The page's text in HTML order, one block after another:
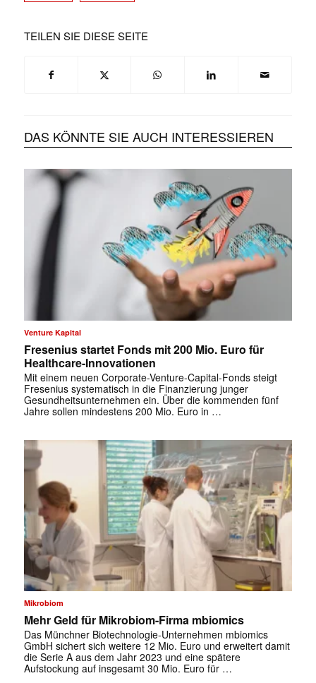
TEILEN SIE DIESE SEITE
DAS KÖNNTE SIE AUCH INTERESSIEREN
Venture Kapital
Fresenius startet Fonds mit 200 Mio. Euro für
Healthcare-Innovationen
Mit einem neuen Corporate-Venture-Capital-Fonds steigt
Fresenius systematisch in die Finanzierung junger
Gesundheitsunternehmen ein. Über die kommenden fünf
Jahre sollen mindestens 200 Mio. Euro in …
Mikrobiom
Mehr Geld für Mikrobiom-Firma mbiomics
Das Münchner Biotechnologie-Unternehmen mbiomics
GmbH sichert sich weitere 12 Mio. Euro und erweitert damit
die Serie A aus dem Jahr 2023 und eine spätere
Aufstockung auf insgesamt 30 Mio. Euro für …